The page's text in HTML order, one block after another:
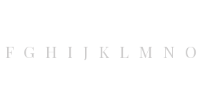
F G H I J K L M N O